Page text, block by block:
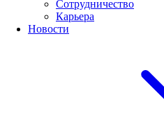
Сотрудничество
Карьера
Новости